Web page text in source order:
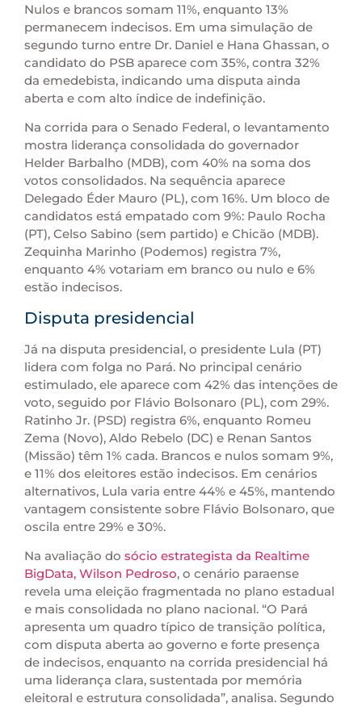
Nulos e brancos somam 11%, enquanto 13%
permanecem indecisos. Em uma simulação de
segundo turno entre Dr. Daniel e Hana Ghassan, o
candidato do PSB aparece com 35%, contra 32%
da emedebista, indicando uma disputa ainda
aberta e com alto índice de indefinição.
Na corrida para o Senado Federal, o levantamento
mostra liderança consolidada do governador
Helder Barbalho (MDB), com 40% na soma dos
votos consolidados. Na sequência aparece
Delegado Éder Mauro (PL), com 16%. Um bloco de
candidatos está empatado com 9%: Paulo Rocha
(PT), Celso Sabino (sem partido) e Chicão (MDB).
Zequinha Marinho (Podemos) registra 7%,
enquanto 4% votariam em branco ou nulo e 6%
estão indecisos.
Disputa presidencial
Já na disputa presidencial, o presidente Lula (PT)
lidera com folga no Pará. No principal cenário
estimulado, ele aparece com 42% das intenções de
voto, seguido por Flávio Bolsonaro (PL), com 29%.
Ratinho Jr. (PSD) registra 6%, enquanto Romeu
Zema (Novo), Aldo Rebelo (DC) e Renan Santos
(Missão) têm 1% cada. Brancos e nulos somam 9%,
e 11% dos eleitores estão indecisos. Em cenários
alternativos, Lula varia entre 44% e 45%, mantendo
vantagem consistente sobre Flávio Bolsonaro, que
oscila entre 29% e 30%.
Na avaliação do sócio estrategista da Realtime
BigData, Wilson Pedroso, o cenário paraense
revela uma eleição fragmentada no plano estadual
e mais consolidada no plano nacional. “O Pará
apresenta um quadro típico de transição política,
com disputa aberta ao governo e forte presença
de indecisos, enquanto na corrida presidencial há
uma liderança clara, sustentada por memória
eleitoral e estrutura consolidada”, analisa. Segundo